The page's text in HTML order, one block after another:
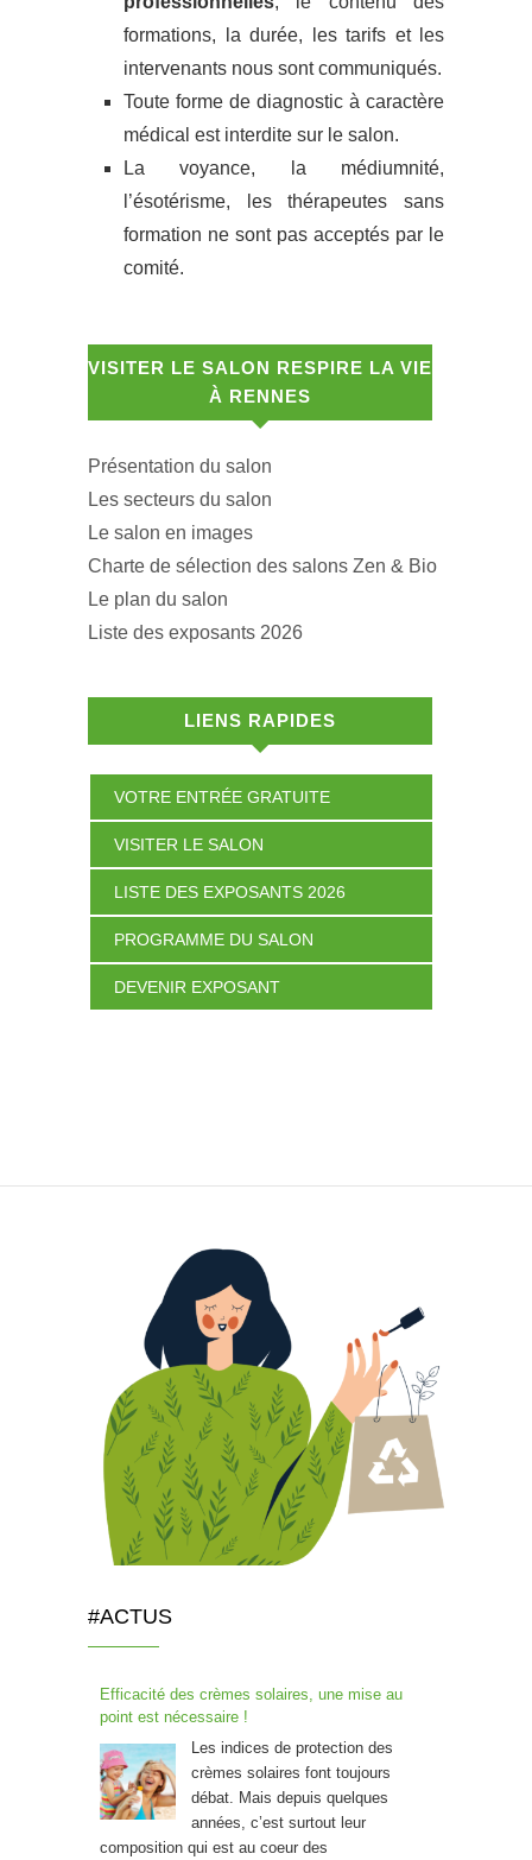
formations, la durée, les tarifs et les
intervenants nous sont communiqués.
Toute forme de diagnostic à caractère
médical est interdite sur le salon.
La voyance, la médiumnité,
l’ésotérisme, les thérapeutes sans
formation ne sont pas acceptés par le
comité.
VISITER LE SALON RESPIRE LA VIE
À RENNES
Présentation du salon
Les secteurs du salon
Le salon en images
Charte de sélection des salons Zen & Bio
Le plan du salon
Liste des exposants 2026
LIENS RAPIDES
VOTRE ENTRÉE GRATUITE
VISITER LE SALON
LISTE DES EXPOSANTS 2026
PROGRAMME DU SALON
DEVENIR EXPOSANT
#ACTUS
Efficacité des crèmes solaires, une mise au
point est nécessaire !
Les indices de protection des
crèmes solaires font toujours
débat. Mais depuis quelques
années, c’est surtout leur
composition qui est au coeur des